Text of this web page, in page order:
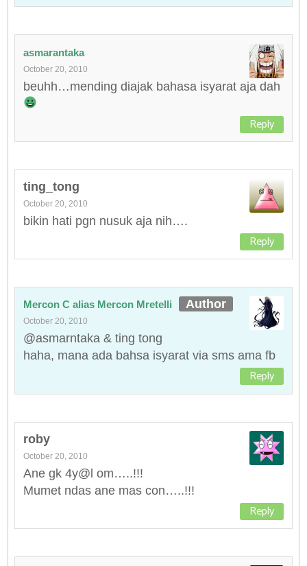
asmarantaka
October 20, 2010
beuhh…mending diajak bahasa isyarat aja dah
Reply
ting_tong
October 20, 2010
bikin hati pgn nusuk aja nih….
Reply
Mercon C alias Mercon Mretelli
October 20, 2010
@asmarntaka & ting tong
haha, mana ada bahsa isyarat via sms ama fb
Reply
roby
October 20, 2010
Ane gk 4y@l om…..!!!
Mumet ndas ane mas con…..!!!
Reply